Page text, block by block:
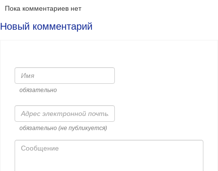
Пока комментариев нет
Новый комментарий
Имя
обязательно
Адрес
электронной
почты
обязательно (не публикуется)
Сообщение